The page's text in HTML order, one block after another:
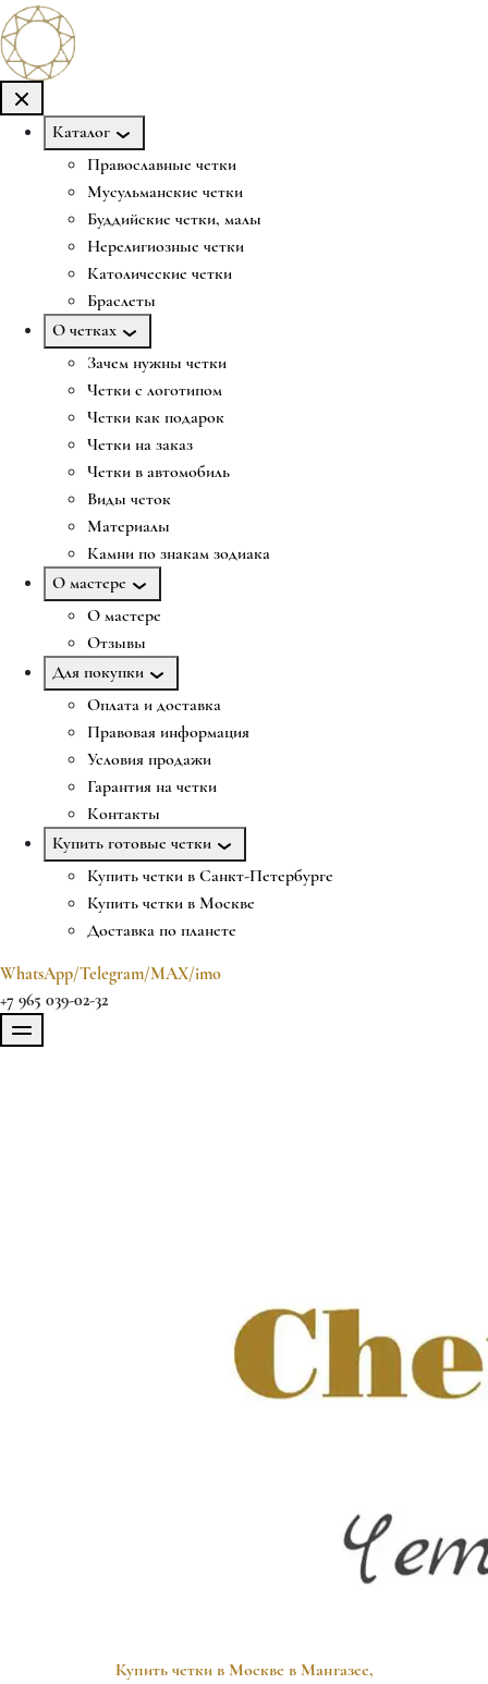
Каталог
Православные четки
Мусульманские четки
Буддийские четки, малы
Нерелигиозные четки
Католические четки
Браслеты
О четках
Зачем нужны четки
Четки с логотипом
Четки как подарок
Четки на заказ
Четки в автомобиль
Виды четок
Материалы
Камни по знакам зодиака
О мастере
О мастере
Отзывы
Для покупки
Оплата и доставка
Правовая информация
Условия продажи
Гарантия на четки
Контакты
Купить готовые четки
Купить четки в Санкт-Петербурге
Купить четки в Москве
Доставка по планете
WhatsApp/Telegram/MAX/imo
+7 965 039-02-32
Купить четки в Москве в Мангазее,